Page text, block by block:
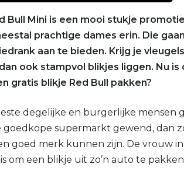
Bull Mini is een mooi stukje
prachtige dames erin. Die
aan te bieden. Krijg je
dan ook stampvol blikjes liggen. Nu
gratis blikje Red Bull pakken?
degelijke en burgerlijke mensen
goedkope supermarkt gewend, dan
goed merk kunnen zijn. De vrouw
is om een blikje uit zo’n auto te